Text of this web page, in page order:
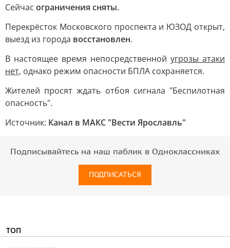
Сейчас ограничения сняты.
Перекрёсток Московского проспекта и ЮЗОД открыт,
выезд из города восстановлен.
В настоящее время непосредственной угрозы атаки
нет, однако режим опасности БПЛА сохраняется.
Жителей просят ждать отбоя сигнала "Беспилотная
опасность".
Источник: Канал в МАКС "Вести Ярославль"
Подписывайтесь на наш паблик в Одноклассниках
ПОДПИСАТЬСЯ
ТОП